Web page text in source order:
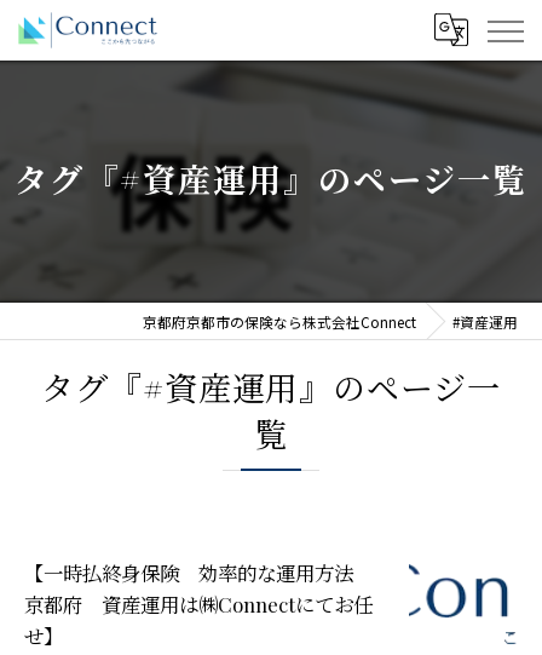
タグ『#資産運用』のページ一覧
京都府京都市の保険なら株式会社Connect #資産運用
タグ『#資産運用』のページ一
覧
【一時払終身保険 効率的な運用方法
京都府 資産運用は㈱Connectにてお任
せ】